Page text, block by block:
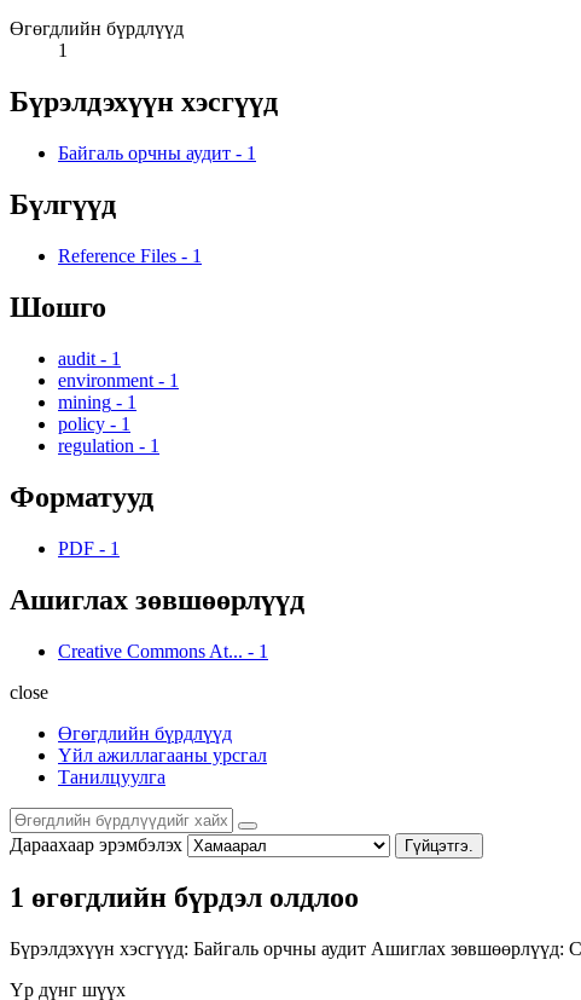
Өгөгдлийн бүрдлүүд
1
Бүрэлдэхүүн хэсгүүд
Байгаль орчны аудит - 1
Бүлгүүд
Reference Files - 1
Шошго
audit - 1
environment - 1
mining - 1
policy - 1
regulation - 1
Форматууд
PDF - 1
Ашиглах зөвшөөрлүүд
Creative Commons At... - 1
close
Өгөгдлийн бүрдлүүд
Үйл ажиллагааны урсгал
Танилцуулга
Дараахаар эрэмбэлэх Гүйцэтгэ.
1 өгөгдлийн бүрдэл олдлоо
Бүрэлдэхүүн хэсгүүд: Байгаль орчны аудит Ашиглах зөвшөөрлүүд:
Үр дүнг шүүх